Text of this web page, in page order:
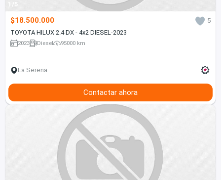
1/5
$18.500.000
5
TOYOTA HILUX 2.4 DX - 4x2 DIESEL-2023
2023 Diesel 95000 km
La Serena
Contactar ahora